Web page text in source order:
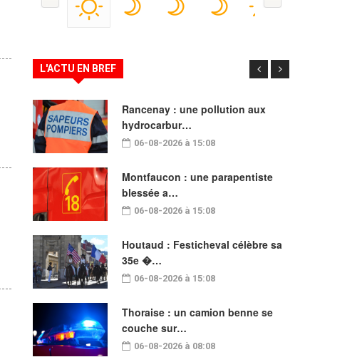
L'ACTU EN BREF
Rancenay : une pollution aux
hydrocarbur…
06-08-2026 à 15:08
Montfaucon : une parapentiste
blessée a…
06-08-2026 à 15:08
Houtaud : Festicheval célèbre sa
35e �…
06-08-2026 à 15:08
Thoraise : un camion benne se
couche sur…
06-08-2026 à 08:08